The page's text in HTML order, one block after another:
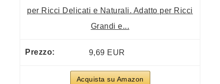
per Ricci Delicati e Naturali. Adatto per Ricci
Grandi e...
9,69 EUR
Acquista su Amazon